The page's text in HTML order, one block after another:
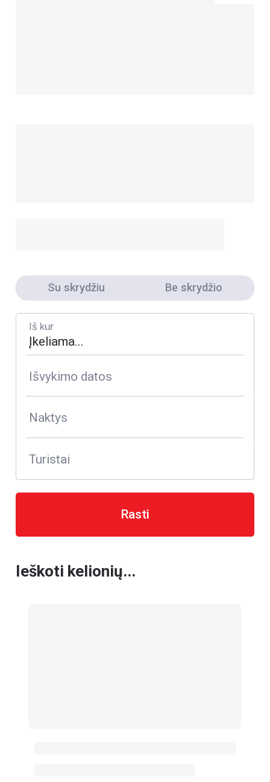
Su skrydžiu Be skrydžio
Iš kur
Išvykimo datos
Naktys
Turistai
Rasti
Ieškoti kelionių...